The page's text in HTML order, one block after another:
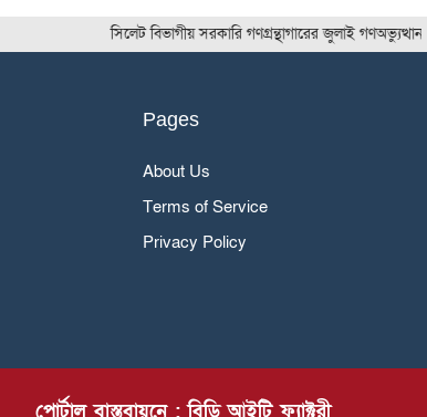
সিলেট বিভাগীয় সরকারি গণগ্রন্থাগারের জুলাই গণঅভ্যুত্থান দিবস
Pages
About Us
Terms of Service
Privacy Policy
পোর্টাল বাস্তবায়নে : বিডি আইটি ফ্যাক্টরী